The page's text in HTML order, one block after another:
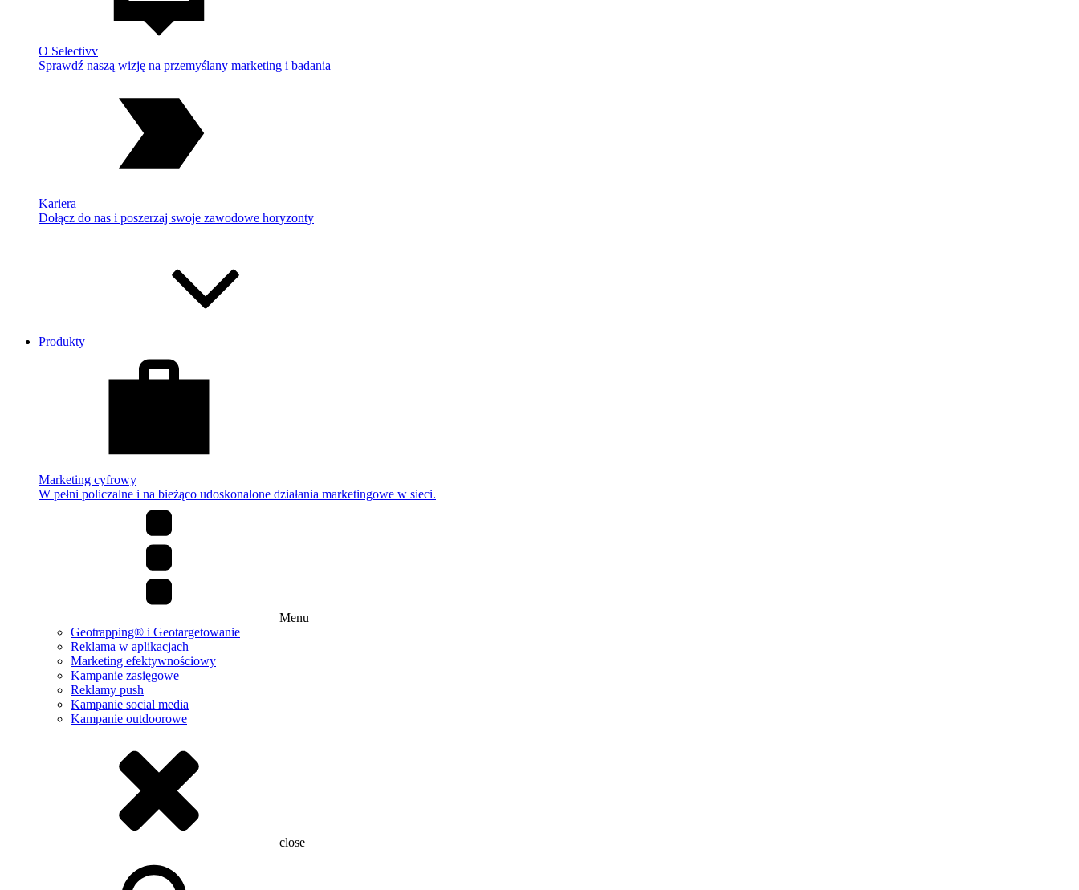
O Selectivv
Sprawdź naszą wizję na przemyślany marketing i badania
Kariera
Dołącz do nas i poszerzaj swoje zawodowe horyzonty
Produkty
Marketing cyfrowy
W pełni policzalne i na bieżąco udoskonalone działania marketingowe w sieci.
Menu
Geotrapping® i Geotargetowanie
Reklama w aplikacjach
Marketing efektywnościowy
Kampanie zasięgowe
Reklamy push
Kampanie social media
Kampanie outdoorowe
close